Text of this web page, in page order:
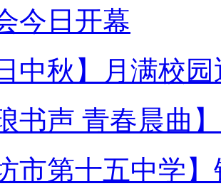
今日开幕
中秋】月满校
书声 青春晨曲
市第十五中学